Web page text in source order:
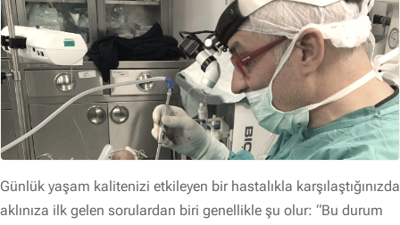
Günlük yaşam kalitenizi etkileyen bir hastalıkla karşılaştığınızda
aklınıza ilk gelen sorulardan biri genellikle şu olur: “Bu durum